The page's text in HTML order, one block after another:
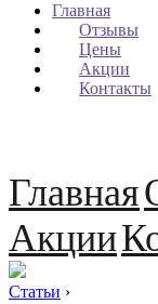
Главная
Отзывы
Цены
Акции
Контакты
Главная
Акции
Статьи ›